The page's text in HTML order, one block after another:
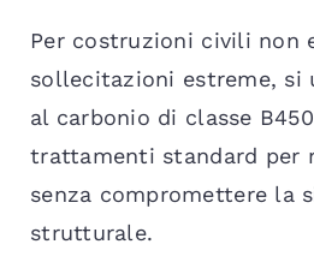
Per costruzioni civili non
sollecitazioni estreme, si
al carbonio di classe
trattamenti standard per
senza compromettere la
strutturale.